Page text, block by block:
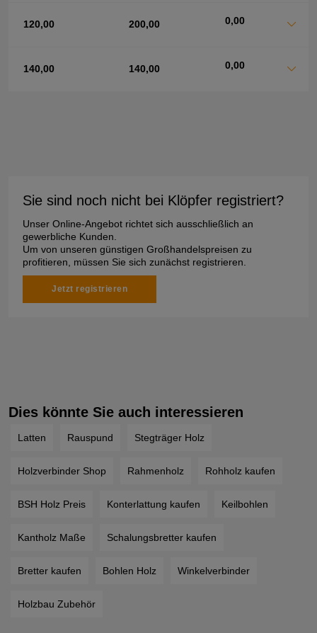
120,00 200,00 0,00
140,00 140,00 0,00
Sie sind noch nicht bei Klöpfer registriert?
Unser Online-Angebot richtet sich ausschließlich an
gewerbliche Kunden.
Um von unseren günstigen Großhandelspreisen zu
profitieren, müssen Sie sich zunächst registrieren.
Jetzt registrieren
Dies könnte Sie auch interessieren
Latten Rauspund Stegträger Holz
Holzverbinder Shop Rahmenholz Rohholz kaufen
BSH Holz Preis Konterlattung kaufen Keilbohlen
Kantholz Maße Schalungsbretter kaufen
Bretter kaufen Bohlen Holz Winkelverbinder
Holzbau Zubehör